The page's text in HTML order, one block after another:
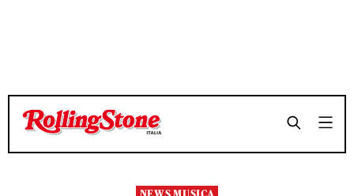
TEMPO DI LETTURA 3 MINUTI SHARE
TEMPO DI LETTURA 3 MINUTI SHARE